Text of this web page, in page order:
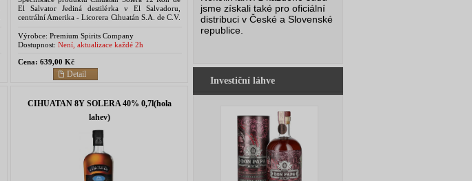
El Salvator Jediná destilérka v El Salvadoru,
centrální Amerika - Licorera Cihuatán S.A. de C.V.
Solera...
Výrobce: Premium Spirits Company
Dostupnost: Není, aktualizace každé 2h
Cena: 639,00 Kč
Detail
CIHUATAN 8Y SOLERA 40% 0,7l(hola
lahev)
jsme získali také pro oficiální
distribuci v České a Slovenské
republice.
Investiční láhve